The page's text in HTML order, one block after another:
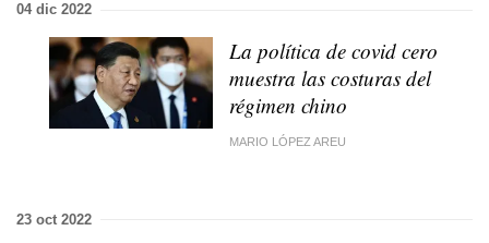
04 dic 2022
La política de covid cero
muestra las costuras del
régimen chino
MARIO LÓPEZ AREU
23 oct 2022